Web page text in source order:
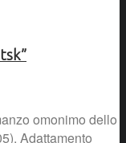
omonimo dello
Adattamento